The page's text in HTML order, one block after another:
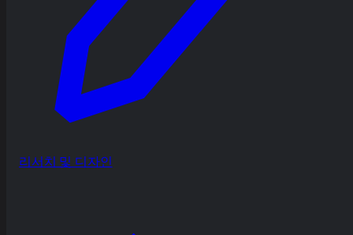
리서치 및 디자인